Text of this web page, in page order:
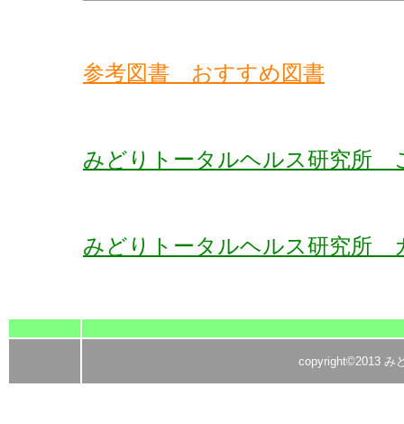
参考図書 おすすめ図書
みどりトータルヘルス研究所
みどりトータルヘルス研究所
copyright©2013 み